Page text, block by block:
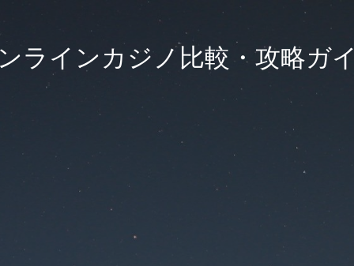
ラインカジノ比較・攻略ガ